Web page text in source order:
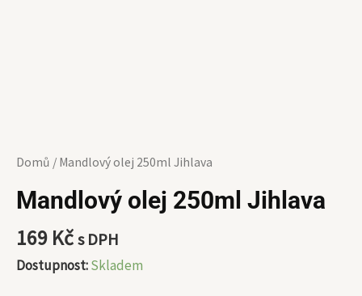
Domů / Mandlový olej 250ml Jihlava
Mandlový olej 250ml Jihlava
169 Kčs DPH
Dostupnost:Skladem